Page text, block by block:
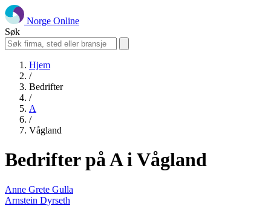
Norge Online
Søk
Hjem
/
Bedrifter
/
A
/
Vågland
Bedrifter på A i Vågland
Anne Grete Gulla
Arnstein Dyrseth